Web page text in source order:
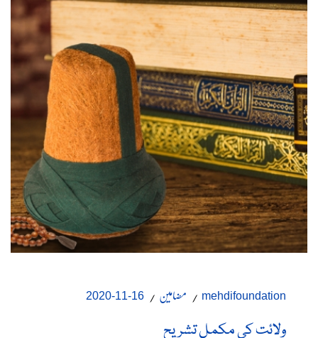
mehdifoundation مضامین 16-11-2020
ولائت کی مکمل تشریح